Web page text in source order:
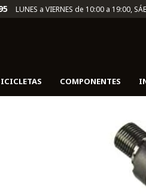
COMPONENTES
LUNES a VIERNES de 10:00 a 19:00,